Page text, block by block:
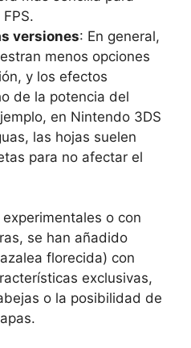
versiones: En general,
menos opciones
y los efectos
de la potencia del
en Nintendo 3DS
las hojas suelen
para no afectar el
o con
se han añadido
florecida) con
exclusivas,
o la posibilidad de